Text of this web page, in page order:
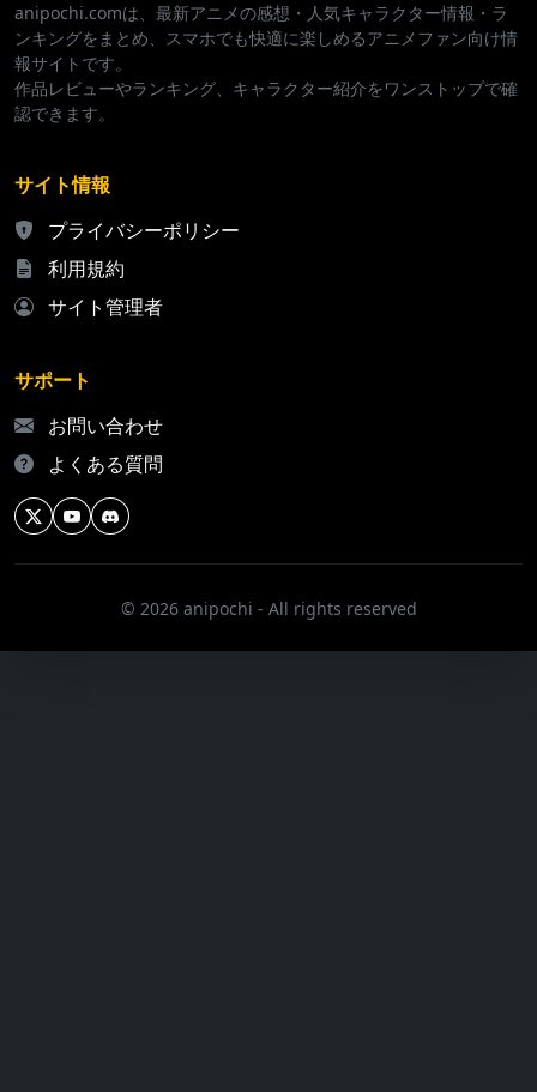
anipochi.comは、最新アニメの感想・人気キャラクター情報・ラ
ンキングをまとめ、スマホでも快適に楽しめるアニメファン向け情
報サイトです。
作品レビューやランキング、キャラクター紹介をワンストップで確
認できます。
サイト情報
プライバシーポリシー
利用規約
サイト管理者
サポート
お問い合わせ
よくある質問
© 2026 anipochi - All rights reserved